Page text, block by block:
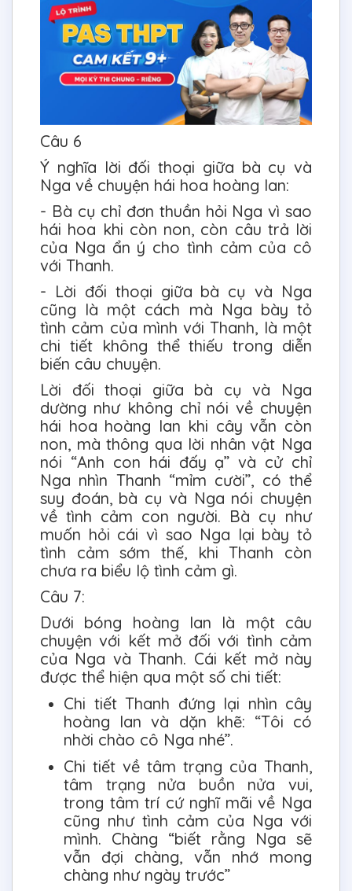
Câu 6
Ý nghĩa lời đối thoại giữa bà cụ và
Nga về chuyện hái hoa hoàng lan:
- Bà cụ chỉ đơn thuần hỏi Nga vì sao
hái hoa khi còn non, còn câu trả lời
của Nga ẩn ý cho tình cảm của cô
với Thanh.
- Lời đối thoại giữa bà cụ và Nga
cũng là một cách mà Nga bày tỏ
tình cảm của mình với Thanh, là một
chi tiết không thể thiếu trong diễn
biến câu chuyện.
Lời đối thoại giữa bà cụ và Nga
dường như không chỉ nói về chuyện
hái hoa hoàng lan khi cây vẫn còn
non, mà thông qua lời nhân vật Nga
nói “Anh con hái đấy ạ” và cử chỉ
Nga nhìn Thanh “mỉm cười”, có thể
suy đoán, bà cụ và Nga nói chuyện
về tình cảm con người. Bà cụ như
muốn hỏi cái vì sao Nga lại bày tỏ
tình cảm sớm thế, khi Thanh còn
chưa ra biểu lộ tình cảm gì.
Câu 7:
Dưới bóng hoàng lan là một câu
chuyện với kết mở đối với tình cảm
của Nga và Thanh. Cái kết mở này
được thể hiện qua một số chi tiết:
Chi tiết Thanh đứng lại nhìn cây
hoàng lan và dặn khẽ: “Tôi có
nhời chào cô Nga nhé”.
Chi tiết về tâm trạng của Thanh,
tâm trạng nửa buồn nửa vui,
trong tâm trí cứ nghĩ mãi về Nga
cũng như tình cảm của Nga với
mình. Chàng “biết rằng Nga sẽ
vẫn đợi chàng, vẫn nhớ mong
chàng như ngày trước”